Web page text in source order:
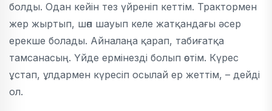
болды. Одан кейін тез үйреніп кеттім. Трактормен
жер жыртып, шөп шауып келе жатқандағы әсер
ерекше болады. Айналаңа қарап, табиғатқа
тамсанасың. Үйде ермінезді болып өстім. Күрес
ұстап, ұлдармен күресіп осылай ер жеттім, – дейді
ол.